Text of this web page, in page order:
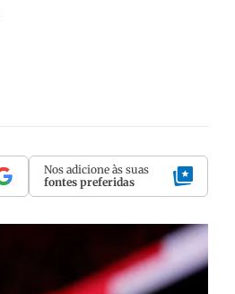
Nos adicione às suas
fontes preferidas